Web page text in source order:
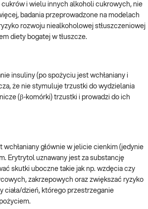
i wielu innych alkoholi cukrowych, nie
badania przeprowadzone na modelach
rozwoju niealkoholowej stłuszczeniowej
diety bogatej w tłuszcze.
insuliny (po spożyciu jest wchłaniany i
że nie stymuluje trzustki do wydzielania
(β-komórki) trzustki i prowadzi do ich
głównie w jelicie cienkim (jedynie
Erytrytol uznawany jest za substancję
skutki uboczne takie jak np. wzdęcia czy
zakrzepowych oraz zwiększać ryzyko
ciała/dzień, którego przestrzeganie